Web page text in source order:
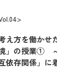
え方を働かせ
」の授業①
依存関係」に